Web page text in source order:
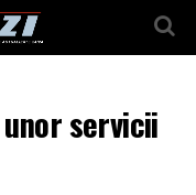
servicii